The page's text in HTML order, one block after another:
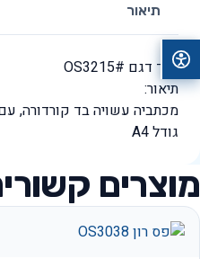
תיאור
קוד דגם #OS3215
תיאור:
מכתביה עשויה בד קורדורה,
גודל A4
מוצרים